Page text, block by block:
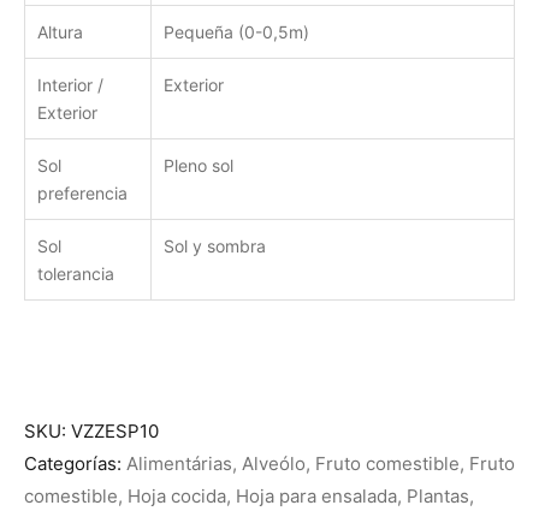
Altura Pequeña (0-0,5m)
Interior /
Exterior
Exterior
Sol
preferencia
Pleno sol
Sol
tolerancia
Sol y sombra
SKU: VZZESP10
Categorías: Alimentárias, Alveólo, Fruto comestible, Fruto
comestible, Hoja cocida, Hoja para ensalada, Plantas,